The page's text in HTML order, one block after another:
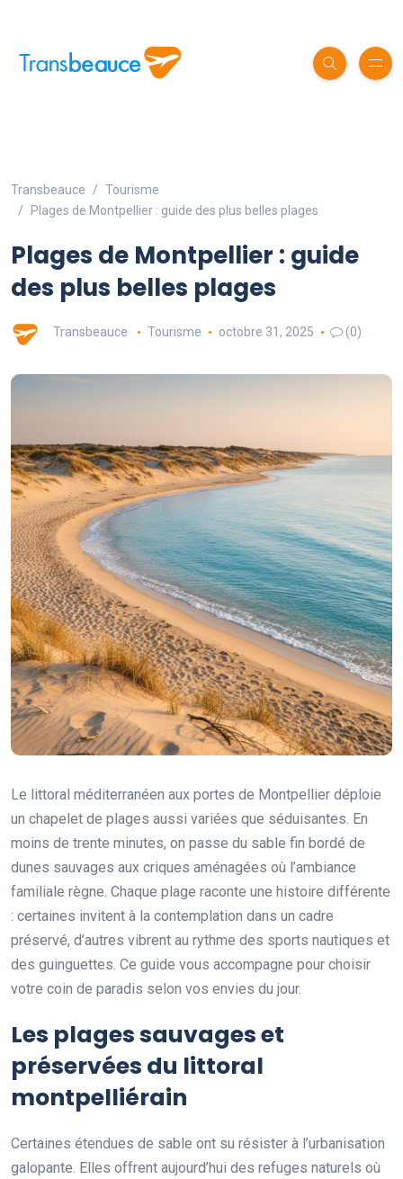
Transbeauce
Tourisme
Plages de Montpellier : guide des plus belles plages
Plages de Montpellier : guide
des plus belles plages
Transbeauce Tourisme octobre 31, 2025 (0)
Le littoral méditerranéen aux portes de Montpellier déploie
un chapelet de plages aussi variées que séduisantes. En
moins de trente minutes, on passe du sable fin bordé de
dunes sauvages aux criques aménagées où l’ambiance
familiale règne. Chaque plage raconte une histoire différente
: certaines invitent à la contemplation dans un cadre
préservé, d’autres vibrent au rythme des sports nautiques et
des guinguettes. Ce guide vous accompagne pour choisir
votre coin de paradis selon vos envies du jour.
Les plages sauvages et
préservées du littoral
montpelliérain
Certaines étendues de sable ont su résister à l’urbanisation
galopante. Elles offrent aujourd’hui des refuges naturels où